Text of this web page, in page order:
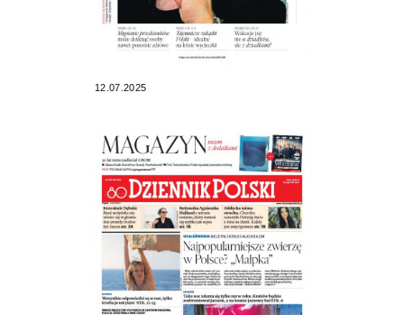
12.07.2025